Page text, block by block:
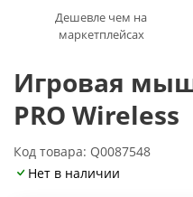
Дешевле чем на
маркетплейсах
Игровая
PRO Wireless
Код товара: Q0087548
Нет в наличии